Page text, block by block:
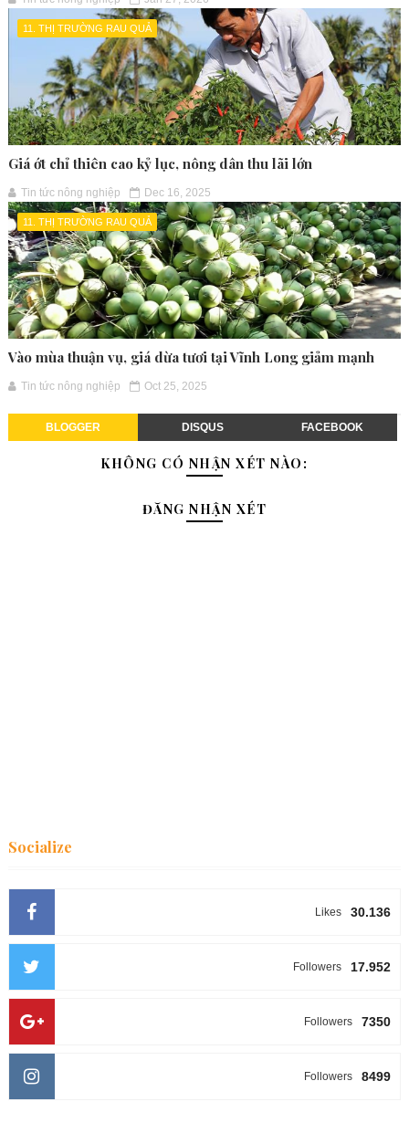
11. THỊ TRƯỜNG RAU QUẢ
Giá ớt chỉ thiên cao kỷ lục, nông dân thu lãi lớn
Tin tức nông nghiệp Dec 16, 2025
11. THỊ TRƯỜNG RAU QUẢ
Vào mùa thuận vụ, giá dừa tươi tại Vĩnh Long giảm mạnh
Tin tức nông nghiệp Oct 25, 2025
BLOGGER DISQUS FACEBOOK
KHÔNG CÓ NHẬN XÉT NÀO:
ĐĂNG NHẬN XÉT
Socialize
30.136
Likes
17.952
Followers
7350
Followers
8499
Followers